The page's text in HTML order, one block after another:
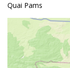
Quai Pams